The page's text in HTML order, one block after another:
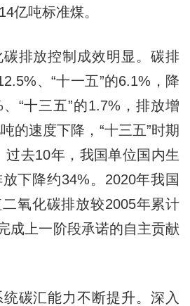
亿吨标准煤。
放控制成效明显。碳排
、“十一五”的6.1%，降
“十三五”的1.7%，排放增
的速度下降，“十三五”时期
过去10年，我国单位国内生
下降约34%。2020年我国
氧化碳排放较2005年累计
成上一阶段承诺的自主贡献
汇能力不断提升。深入